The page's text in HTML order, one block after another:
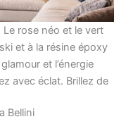
rose néo et le vert
et à la résine époxy
et l’énergie
avec éclat. Brillez de
Bellini